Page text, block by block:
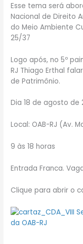
Esse tema será
Nacional de Direito
do Meio Ambiente
25/37
Logo após, no 5º
RJ Thiago Erthal
de Patrimônio.
Dia 18 de agosto de
Local: OAB-RJ (Av.
9 às 18 horas
Entrada Franca.
Clique para abrir o